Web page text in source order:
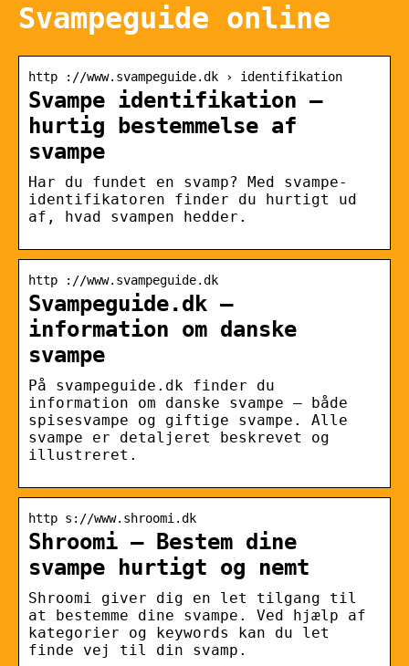
Svampeguide online
http ://www.svampeguide.dk › identifikation
Svampe identifikation –
hurtig bestemmelse af
svampe
Har du fundet en svamp? Med svampe-
identifikatoren finder du hurtigt ud
af, hvad svampen hedder.
http ://www.svampeguide.dk
Svampeguide.dk –
information om danske
svampe
På svampeguide.dk finder du
information om danske svampe – både
spisesvampe og giftige svampe. Alle
svampe er detaljeret beskrevet og
illustreret.
http s://www.shroomi.dk
Shroomi – Bestem dine
svampe hurtigt og nemt
Shroomi giver dig en let tilgang til
at bestemme dine svampe. Ved hjælp af
kategorier og keywords kan du let
finde vej til din svamp.